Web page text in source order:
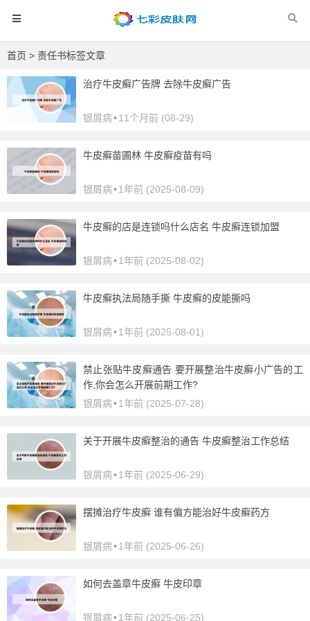
首页 > 责任书标签文章
治疗牛皮癣广告牌 去除牛皮癣广告
银屑病•11个月前 (08-29)
牛皮癣苗圃林 牛皮癣疫苗有吗
银屑病•1年前 (2025-08-09)
牛皮癣的店是连锁吗什么店名 牛皮癣连锁加盟
银屑病•1年前 (2025-08-02)
牛皮癣执法局随手撕 牛皮癣的皮能撕吗
银屑病•1年前 (2025-08-01)
禁止张贴牛皮癣通告 要开展整治牛皮癣小广告的工
作,你会怎么开展前期工作?
银屑病•1年前 (2025-07-28)
关于开展牛皮癣整治的通告 牛皮癣整治工作总结
银屑病•1年前 (2025-06-29)
摆摊治疗牛皮癣 谁有偏方能治好牛皮癣药方
银屑病•1年前 (2025-06-26)
如何去盖章牛皮癣 牛皮印章
银屑病•1年前 (2025-06-25)